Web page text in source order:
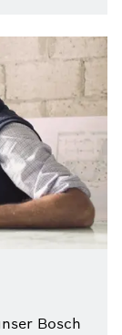
Bosch